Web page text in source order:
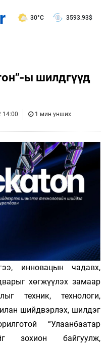
30°C 3593.93$
ы шилдгүүд
14:00 1 мин унших
инновацын чадавх,
хөгжүүлэх замаар
техник, технологи,
шийдвэрлэх, шилдэг
“Улаанбаатар
зохион байгуулж,